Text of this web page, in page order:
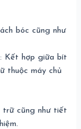
bóc cũng như
Kết hợp giữa bít
thuộc máy chủ
trữ cũng như tiết